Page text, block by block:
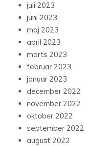
juli 2023
juni 2023
maj 2023
april 2023
marts 2023
februar 2023
januar 2023
december 2022
november 2022
oktober 2022
september 2022
august 2022